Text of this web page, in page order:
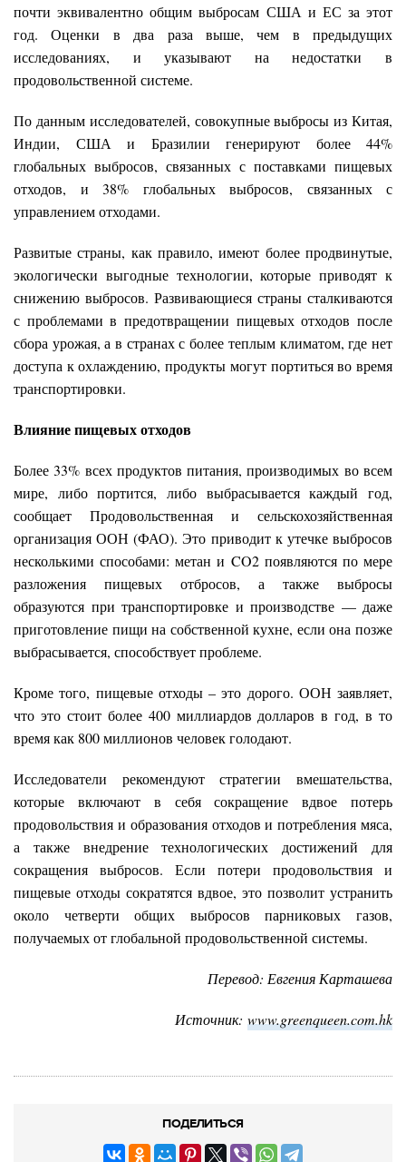
почти эквивалентно общим выбросам США и ЕС за этот
год. Оценки в два раза выше, чем в предыдущих
исследованиях, и указывают на недостатки в
продовольственной системе.
По данным исследователей, совокупные выбросы из Китая,
Индии, США и Бразилии генерируют более 44%
глобальных выбросов, связанных с поставками пищевых
отходов, и 38% глобальных выбросов, связанных с
управлением отходами.
Развитые страны, как правило, имеют более продвинутые,
экологически выгодные технологии, которые приводят к
снижению выбросов. Развивающиеся страны сталкиваются
с проблемами в предотвращении пищевых отходов после
сбора урожая, а в странах с более теплым климатом, где нет
доступа к охлаждению, продукты могут портиться во время
транспортировки.
Влияние пищевых отходов
Более 33% всех продуктов питания, производимых во всем
мире, либо портится, либо выбрасывается каждый год,
сообщает Продовольственная и сельскохозяйственная
организация ООН (ФАО). Это приводит к утечке выбросов
несколькими способами: метан и CO2 появляются по мере
разложения пищевых отбросов, а также выбросы
образуются при транспортировке и производстве — даже
приготовление пищи на собственной кухне, если она позже
выбрасывается, способствует проблеме.
Кроме того, пищевые отходы – это дорого. ООН заявляет,
что это стоит более 400 миллиардов долларов в год, в то
время как 800 миллионов человек голодают.
Исследователи рекомендуют стратегии вмешательства,
которые включают в себя сокращение вдвое потерь
продовольствия и образования отходов и потребления мяса,
а также внедрение технологических достижений для
сокращения выбросов. Если потери продовольствия и
пищевые отходы сократятся вдвое, это позволит устранить
около четверти общих выбросов парниковых газов,
получаемых от глобальной продовольственной системы.
Перевод: Евгения Карташева
Источник: www.greenqueen.com.hk
ПОДЕЛИТЬСЯ